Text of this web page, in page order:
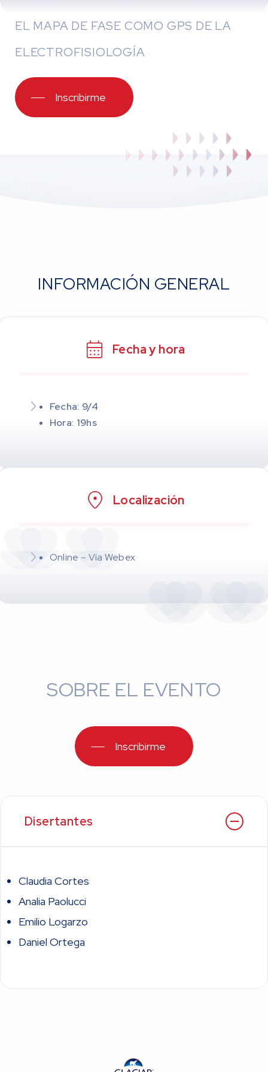
EL MAPA DE FASE COMO GPS DE LA
ELECTROFISIOLOGÍA
Inscribirme
INFORMACIÓN GENERAL
Fecha y hora
Fecha: 9/4
Hora: 19hs
Localización
Online – Vía Webex
SOBRE EL EVENTO
Inscribirme
Disertantes
Claudia Cortes
Analia Paolucci
Emilio Logarzo
Daniel Ortega